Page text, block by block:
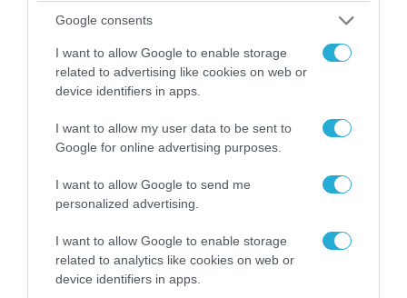
Google consents
I want to allow Google to enable storage
related to advertising like cookies on web or
device identifiers in apps.
I want to allow my user data to be sent to
Google for online advertising purposes.
I want to allow Google to send me
personalized advertising.
I want to allow Google to enable storage
related to analytics like cookies on web or
device identifiers in apps.
07.08.2026 | 20:02
Κωνσταντίνο Ζούλα από τον ΣΚΑΪ – Ο λόγος της
απομάκρυνσής του